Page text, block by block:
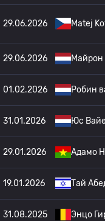
29.06.2026 Matej
29.06.2026 Майрон
01.02.2026 Робин
31.01.2026 Юс
29.01.2026 Адамо
19.01.2026 Тай
31.08.2025 Энцо